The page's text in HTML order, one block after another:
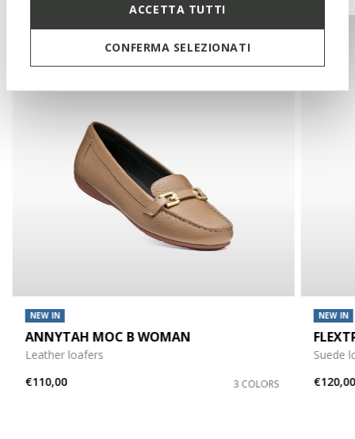
ACCETTA TUTTI
CONFERMA SELEZIONATI
NEW IN
ANNYTAH MOC B WOMAN
Leather loafers
€110,00
3 COLORS
NEW IN
Suede
€120,00